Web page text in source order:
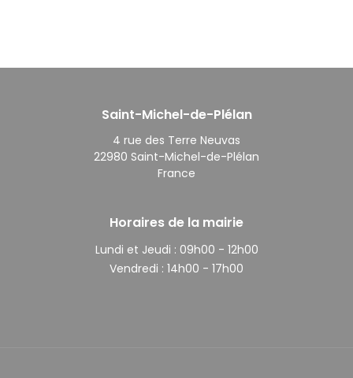
Saint-Michel-de-Plélan
4 rue des Terre Neuvas
22980 Saint-Michel-de-Plélan
France
Horaires de la mairie
Lundi et Jeudi : 09h00 - 12h00
Vendredi : 14h00 - 17h00